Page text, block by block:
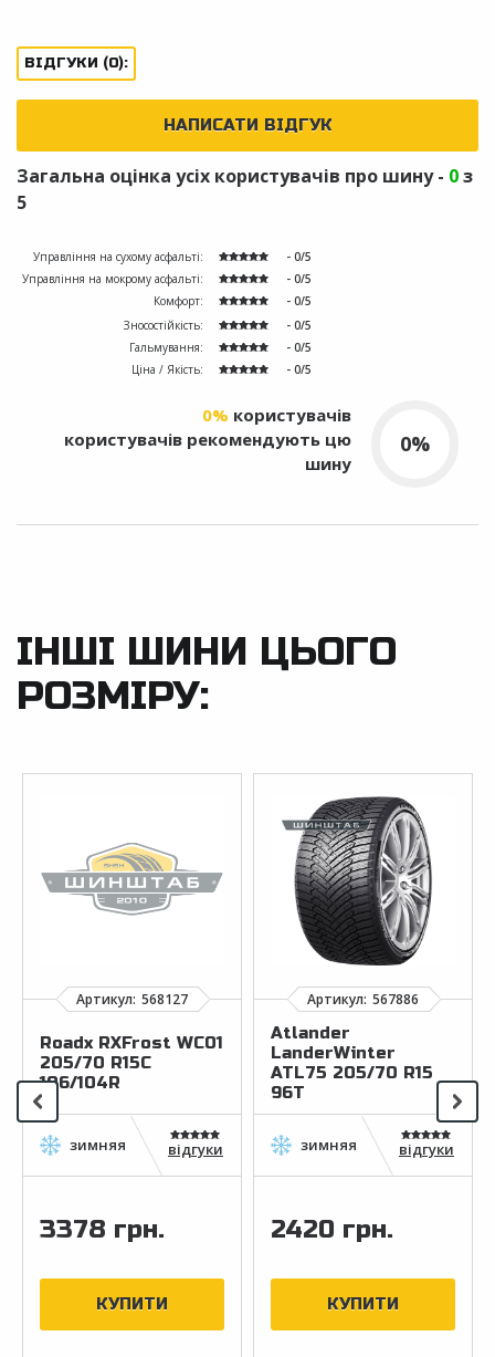
ВІДГУКИ (0):
НАПИСАТИ ВІДГУК
Загальна оцінка усіх користувачів про шину - 0з
5
Управління на сухому асфальті:
- 0/5
Управління на мокрому асфальті:
- 0/5
Комфорт:
- 0/5
Зносостійкість:
- 0/5
Гальмування:
- 0/5
Ціна / Якість:
- 0/5
0%
0% користувачів
користувачів рекомендують цю
шину
ІНШІ ШИНИ ЦЬОГО
РОЗМІРУ:
Roadx RXFrost WC01
205/70 R15C
106/104R
відгуки
3378 грн.
Atlander
LanderWinter
ATL75 205/70 R15
96T
відгуки
2420 грн.